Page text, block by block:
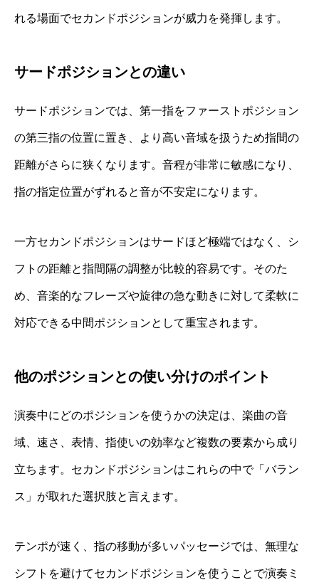
れる場面でセカンドポジションが威力を発揮します。
サードポジションとの違い
サードポジションでは、第一指をファーストポジション
の第三指の位置に置き、より高い音域を扱うため指間の
距離がさらに狭くなります。音程が非常に敏感になり、
指の指定位置がずれると音が不安定になります。
一方セカンドポジションはサードほど極端ではなく、シ
フトの距離と指間隔の調整が比較的容易です。そのた
め、音楽的なフレーズや旋律の急な動きに対して柔軟に
対応できる中間ポジションとして重宝されます。
他のポジションとの使い分けのポイント
演奏中にどのポジションを使うかの決定は、楽曲の音
域、速さ、表情、指使いの効率など複数の要素から成り
立ちます。セカンドポジションはこれらの中で「バラン
ス」が取れた選択肢と言えます。
テンポが速く、指の移動が多いパッセージでは、無理な
シフトを避けてセカンドポジションを使うことで演奏ミ